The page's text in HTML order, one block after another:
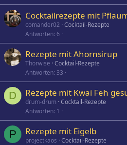
Cocktailrezepte mit
comander02 Cocktail-Rezepte
Antworten 6
Rezepte mit Ahornsirup
Thorwise Cocktail-Rezepte
Antworten 33
D Rezepte mit Kwai Feh
drum-drum Cocktail-Rezepte
Antworten 1
P Rezepte mit Eigelb
projectkaos Cocktail-Rezepte